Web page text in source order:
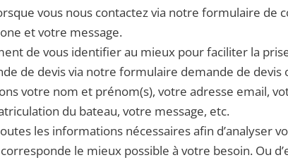
vous nous contactez via notre formulaire de
et votre message.
de vous identifier au mieux pour faciliter la
de devis via notre formulaire demande de
votre nom et prénom(s), votre adresse email,
du bateau, votre message, etc.
les informations nécessaires afin d’analyser
le mieux possible à votre besoin. Ou